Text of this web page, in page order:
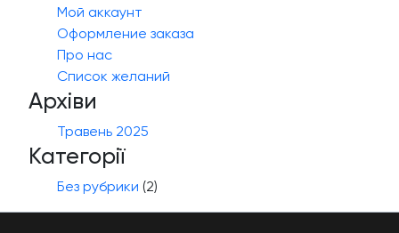
Мой аккаунт
Оформление заказа
Про нас
Список желаний
Архіви
Травень 2025
Категорії
Без рубрики (2)